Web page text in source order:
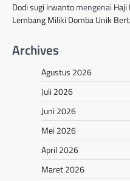
Dodi sugi irwantomengenai Haji
Lembang Miliki Domba Unik
Archives
Agustus 2026
Juli 2026
Juni 2026
Mei 2026
April 2026
Maret 2026